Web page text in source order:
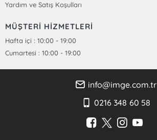
Yardım ve Satış Koşulları
MÜŞTERİ HİZMETLERİ
Hafta içi : 10:00 - 19:00
Cumartesi : 10:00 - 19:00
info@imge.com.tr
0216 348 60 58